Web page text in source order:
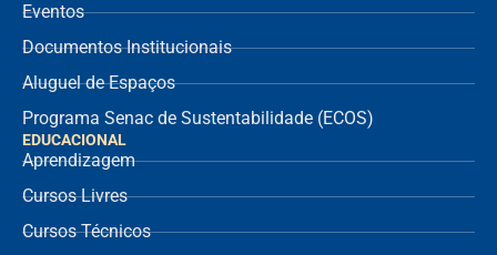
Eventos
Documentos Institucionais
Aluguel de Espaços
Programa Senac de Sustentabilidade (ECOS)
EDUCACIONAL
Aprendizagem
Cursos Livres
Cursos Técnicos